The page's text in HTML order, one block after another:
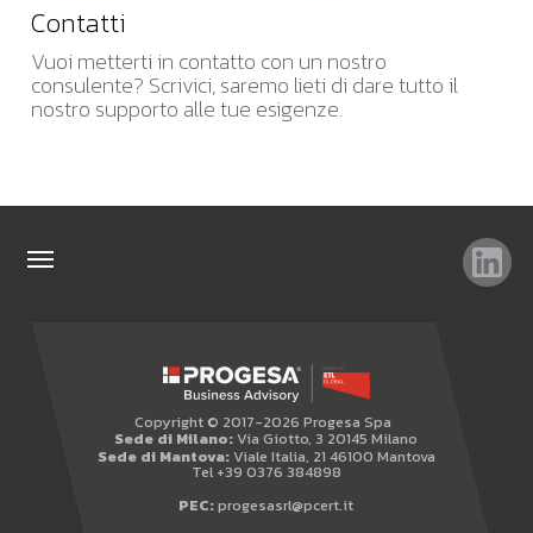
Contatti
Vuoi metterti in contatto con un nostro
consulente? Scrivici, saremo lieti di dare tutto il
nostro supporto alle tue esigenze.
AREA RISERVATA
WHISTLEBLOWING
Copyright © 2017-2026 Progesa Spa
Sede di Milano:Via Giotto, 3 20145 Milano
Sede di Mantova:Viale Italia, 21 46100 Mantova
Tel +39 0376 384898
PEC:progesasrl@pcert.it